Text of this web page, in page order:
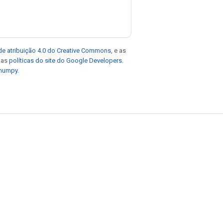
atribuição 4.0 do Creative Commons , e as
políticas do site do Google Developers
.